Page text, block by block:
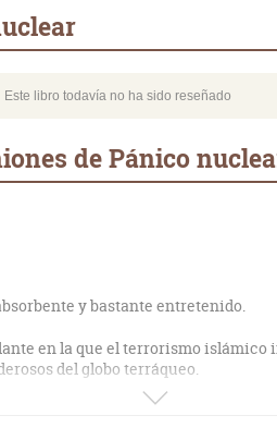
Este libro todavía no ha sido reseñado
de Pánico
y bastante entretenido.
en la que el terrorismo islámico
del globo terráqueo.
peldaños en la CIA a base de